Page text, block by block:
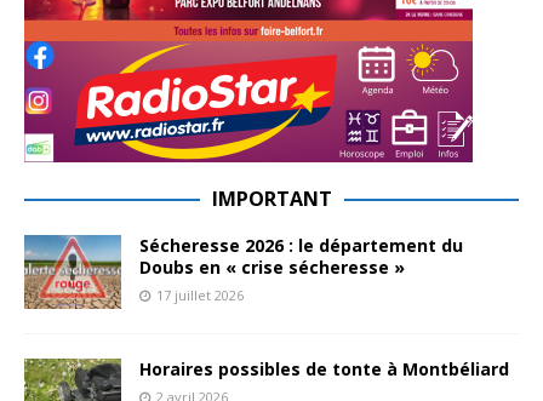
IMPORTANT
Sécheresse 2026 : le département du
Doubs en « crise sécheresse »
17 juillet 2026
Horaires possibles de tonte à Montbéliard
2 avril 2026